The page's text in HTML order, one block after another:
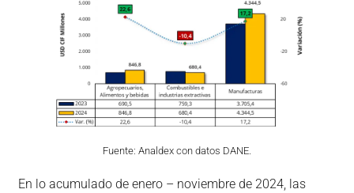
Fuente: Analdex con datos DANE.
En lo acumulado de enero – noviembre de 2024, las